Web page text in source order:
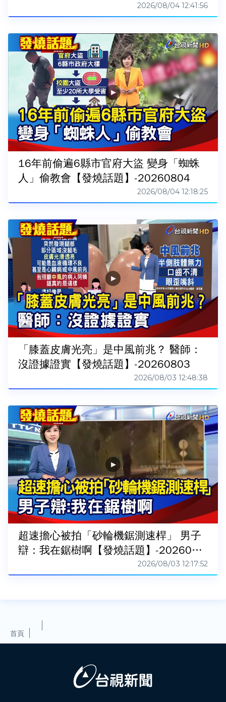
2026/08/04 12:41:56
16年前偷遍6縣市官府大盜 變身「蜘蛛
人」偷教會【發燒話題】-20260804
2026/08/04 12:18:25
「膝蓋皮膚光亮」是中風前兆？ 醫師：
沒證據證實【發燒話題】-20260803
2026/08/03 12:48:38
超速擔心被拍「砂輪機鋸測速桿」 男子
辯：我在鋸樹啊【發燒話題】-2026080
2026/08/03 12:17:52
首頁